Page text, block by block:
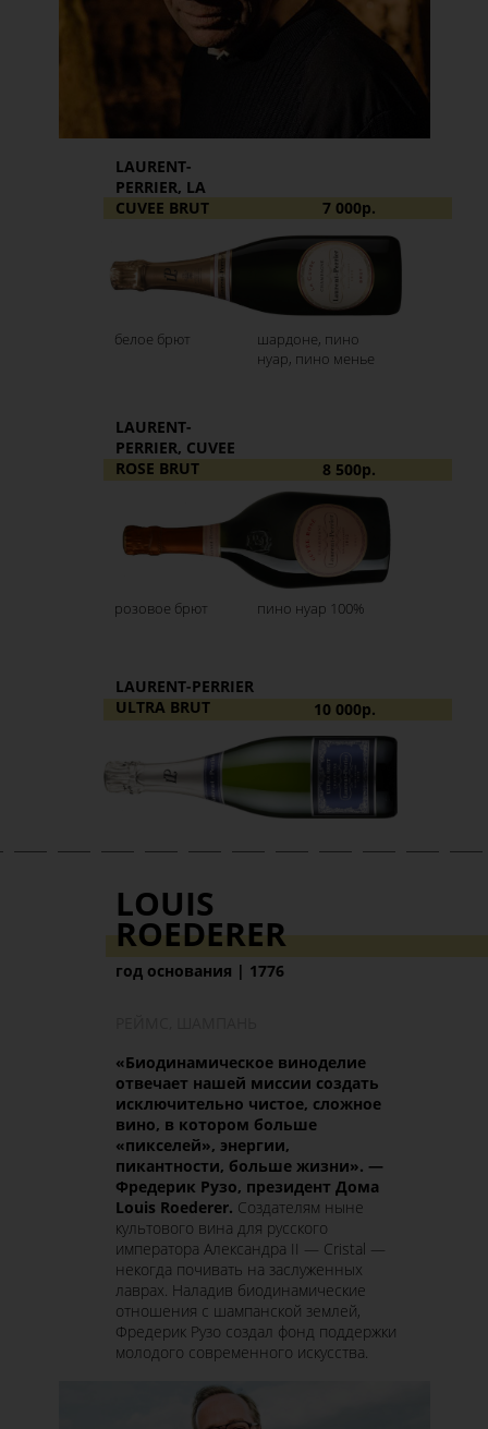
белое брют
7 000р.
LAURENT-
PERRIER, LA
CUVEE BRUT
розовое брют
8 500р.
LAURENT-
PERRIER, CUVEE
ROSE BRUT
пино нуар 100%
10 000р.
LAURENT-PERRIER
ULTRA BRUT
шардоне, пино
нуар, пино менье
LOUIS
ROEDERER
«Биодинамическое виноделие
отвечает нашей миссии создать
исключительно чистое, сложное
вино, в котором больше
«пикселей», энергии,
пикантности, больше жизни». —
Фредерик Рузо, президент Дома
Louis Roederer. Создателям ныне
культового вина для русского
императора Александра II — Cristal —
некогда почивать на заслуженных
лаврах. Наладив биодинамические
отношения с шампанской землей,
Фредерик Рузо создал фонд поддержки
молодого современного искусства.
год основания | 1776